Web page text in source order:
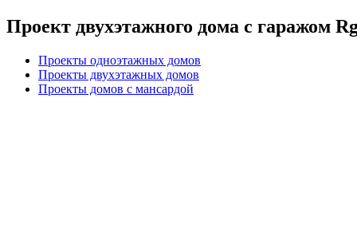
Проект двухэтажного дома с гаражом
Проекты одноэтажных домов
Проекты двухэтажных домов
Проекты домов с мансардой